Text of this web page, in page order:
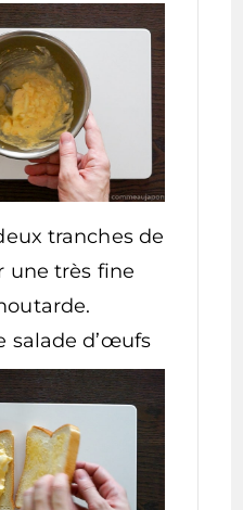
tranches de
une très fine
salade d’œufs